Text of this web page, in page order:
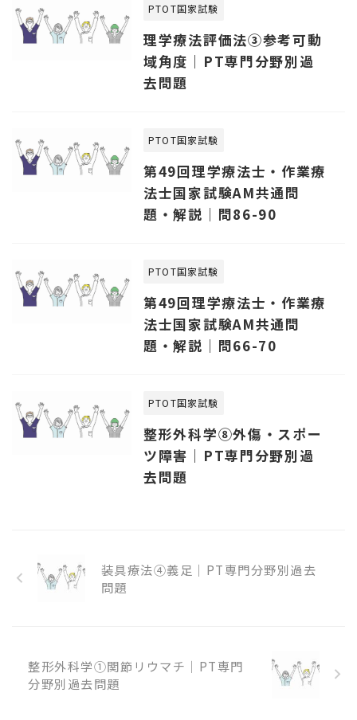
PTOT国家試験
理学療法評価法③参考可動
域角度｜PT専門分野別過
去問題
PTOT国家試験
第49回理学療法士・作業療
法士国家試験AM共通問
題・解説｜問86-90
PTOT国家試験
第49回理学療法士・作業療
法士国家試験AM共通問
題・解説｜問66-70
PTOT国家試験
整形外科学⑧外傷・スポー
ツ障害｜PT専門分野別過
去問題
装具療法④義足｜PT専門分野別過去
問題
整形外科学①関節リウマチ｜PT専門
分野別過去問題